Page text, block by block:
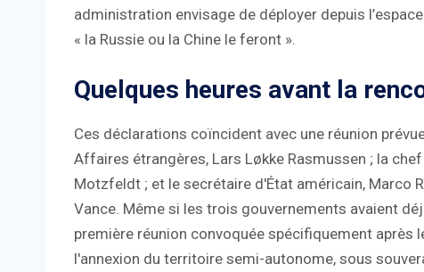
administration envisage de déployer depuis
« la Russie ou la Chine le feront ».
Quelques heures avant la
Ces déclarations coïncident avec une réunion
Affaires étrangères, Lars Løkke Rasmussen ; la
Motzfeldt ; et le secrétaire d'État américain, Marco
Vance. Même si les trois gouvernements avaient
première réunion convoquée spécifiquement après
l'annexion du territoire semi-autonome, sous